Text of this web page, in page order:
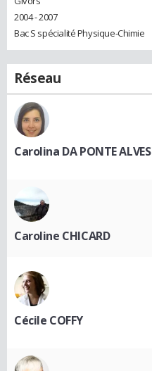
2004 - 2007
Bac S spécialité Physique-Chimie
Réseau
Carolina DA PONTE ALVES
Caroline CHICARD
Cécile COFFY